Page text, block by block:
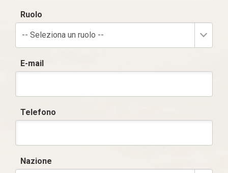
Ruolo
-- Seleziona un ruolo --
E-mail
Telefono
Nazione